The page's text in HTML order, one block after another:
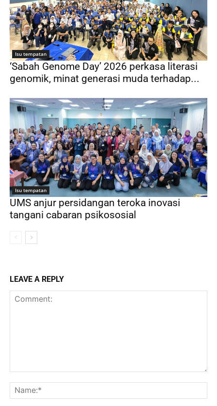
Isu tempatan
‘Sabah Genome Day’ 2026 perkasa literasi
genomik, minat generasi muda terhadap...
Isu tempatan
UMS anjur persidangan teroka inovasi
tangani cabaran psikososial
LEAVE A REPLY